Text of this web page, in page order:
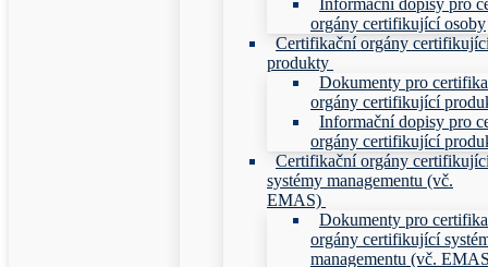
Informační dopisy pro
orgány certifikující osoby
Certifikační orgány
produkty
Dokumenty pro
orgány certifikující
Informační dopisy pro
orgány certifikující
Certifikační orgány
systémy managementu (vč.
EMAS)
Dokumenty pro
orgány certifikující
managementu (vč.